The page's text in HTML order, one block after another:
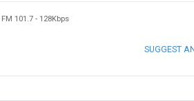
FM 101.7- 128Kbps
SUGGEST